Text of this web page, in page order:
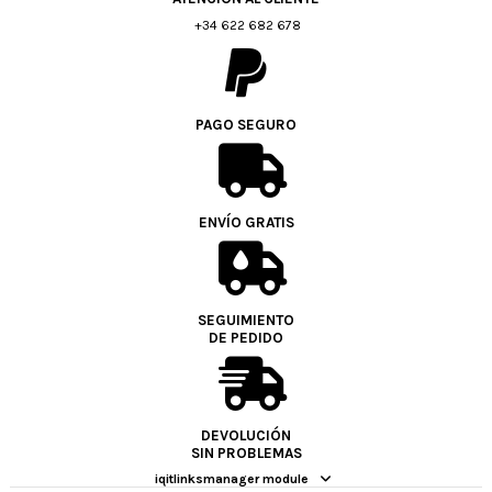
+34 622 682 678
PAGO SEGURO
ENVÍO GRATIS
SEGUIMIENTO
DE PEDIDO
DEVOLUCIÓN
SIN PROBLEMAS
iqitlinksmanager module